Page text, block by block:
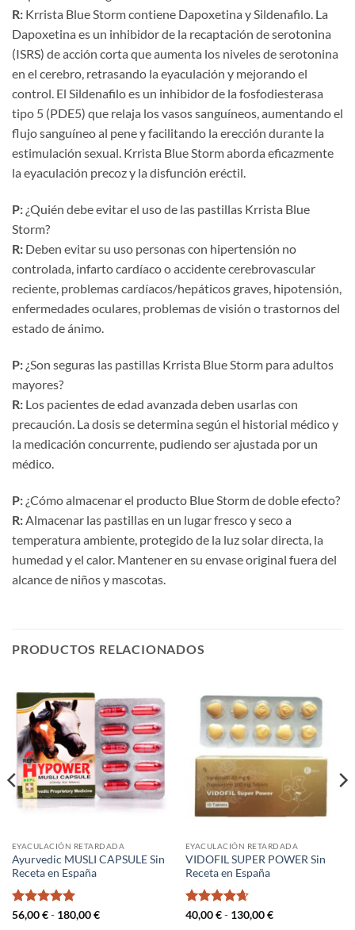
R:​ ​ Krrista Blue Storm contiene Dapoxetina y Sildenafilo. La
Dapoxetina es un inhibidor de la recaptación de serotonina
(ISRS) de acción corta que aumenta los niveles de serotonina
en el cerebro, retrasando la eyaculación y mejorando el
control. El Sildenafilo es un inhibidor de la fosfodiesterasa
tipo 5 (PDE5) que relaja los vasos sanguíneos, aumentando el
flujo sanguíneo al pene y facilitando la erección durante la
estimulación sexual. Krrista Blue Storm aborda eficazmente
la eyaculación precoz y la disfunción eréctil.
P:​ ​ ¿Quién debe evitar el uso de las pastillas Krrista Blue
Storm?
R:​ ​ Deben evitar su uso personas con hipertensión no
controlada, infarto cardíaco o accidente cerebrovascular
reciente, problemas cardíacos/hepáticos graves, hipotensión,
enfermedades oculares, problemas de visión o trastornos del
estado de ánimo.
P:​ ​ ¿Son seguras las pastillas Krrista Blue Storm para adultos
mayores?
R:​ ​ Los pacientes de edad avanzada deben usarlas con
precaución. La dosis se determina según el historial médico y
la medicación concurrente, pudiendo ser ajustada por un
médico.
P:​ ​ ¿Cómo almacenar el producto Blue Storm de doble efecto?
R:​ ​ Almacenar las pastillas en un lugar fresco y seco a
temperatura ambiente, protegido de la luz solar directa, la
humedad y el calor. Mantener en su envase original fuera del
alcance de niños y mascotas.
PRODUCTOS RELACIONADOS
EYACULACIÓN RETARDADA
Ayurvedic MUSLI CAPSULE Sin
Receta en España
Valorado
56,00€ - 180,00€Rango
EYACULACIÓN RETARDADA
VIDOFIL SUPER POWER Sin
Receta en España
Valorado
40,00€ - 130,00€Rango